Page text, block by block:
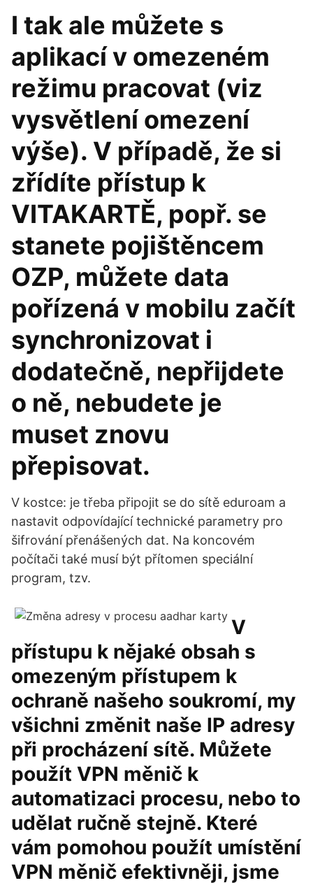
I tak ale můžete s
aplikací v omezeném
režimu pracovat (viz
vysvětlení omezení
výše). V případě, že si
zřídíte přístup k
VITAKARTĚ, popř. se
stanete pojištěncem
OZP, můžete data
pořízená v mobilu začít
synchronizovat i
dodatečně, nepřijdete
o ně, nebudete je
muset znovu
přepisovat.
V kostce: je třeba připojit se do sítě eduroam a
nastavit odpovídající technické parametry pro
šifrování přenášených dat. Na koncovém
počítači také musí být přítomen speciální
program, tzv.
V
přístupu k nějaké obsah s
omezeným přístupem k
ochraně našeho soukromí, my
všichni změnit naše IP adresy
při procházení sítě. Můžete
použít VPN měnič k
automatizaci procesu, nebo to
udělat ručně stejně. Které
vám pomohou použít umístění
VPN měnič efektivněji, jsme